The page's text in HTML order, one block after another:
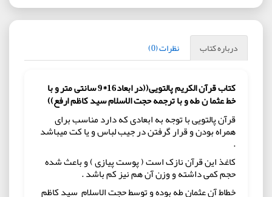
درباره کتاب نظرات (0)
کتاب قرآن الکریم پالتویی((در ابعاد16*9 سانتی متر و با
خط عثما ن طه و با ترجمه حجت الاسلام سید کاظم ارفع))
قرآن پالتویی با توجه به ابعادی که دارد مناسب برای
همراه بودن و قرار گرفتن در جیب لباس و یا کت میباشد
.
کاغذ این قرآن نازک است ( پوست پیازی ) و باعث شده
حجم کمی داشته و وزن آن هم نیز کم باشد .
خطاط آن عثمان طه بوده و توسط حجت الاسلام سید کاظم